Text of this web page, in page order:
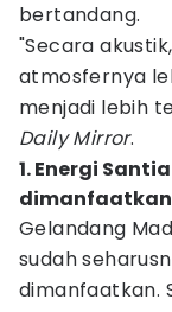
bertandang.
"Secara
atmosfernya
menjadi lebih
Daily Mirror.
1. Energi
dimanfaatkan
Gelandang
sudah
dimanfaatkan.